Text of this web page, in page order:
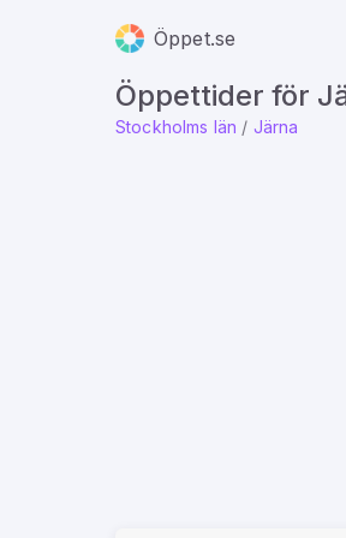
Öppet.se
Öppettider för
Stockholms län / Järna